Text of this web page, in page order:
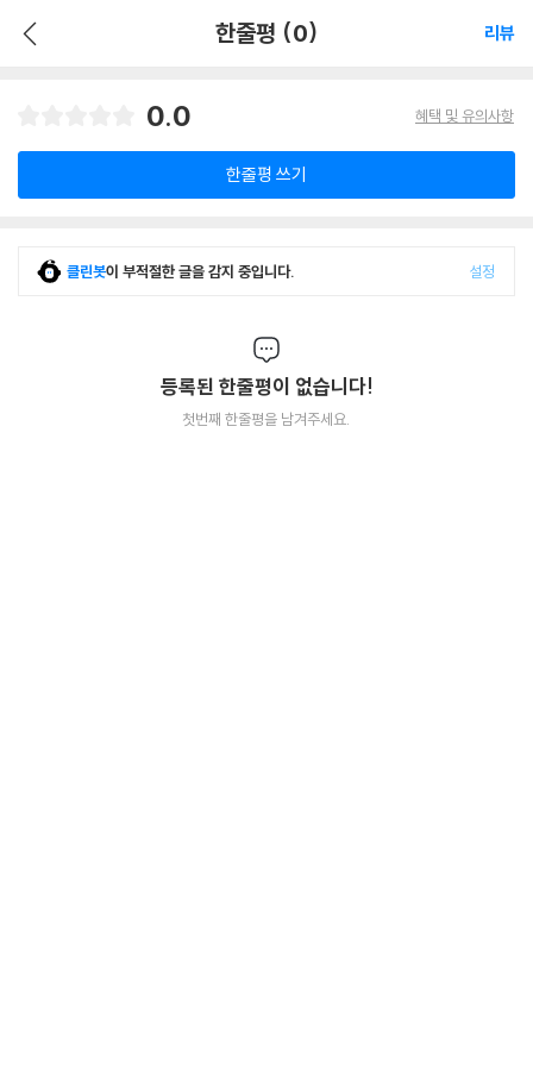
한줄평 (0) 리뷰
0.0 혜택 및 유의사항
한줄평 쓰기
클린봇이 부적절한 글을 감지 중입니다. 설정
등록된 한줄평이 없습니다!
첫번째 한줄평을 남겨주세요.